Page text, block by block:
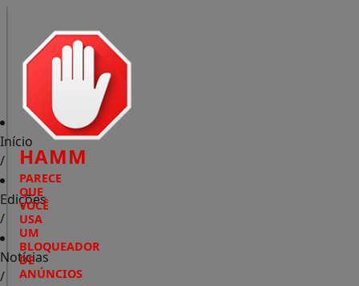
Início
/
Edições
/
Notícias
/
HAMM
PARECE
QUE
VOCÊ
USA
UM
BLOQUEADOR
DE
ANÚNCIOS